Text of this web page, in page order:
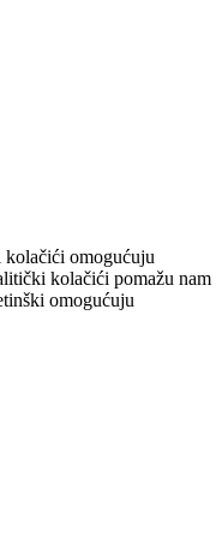
omogućuju
kolačići pomažu nam
omogućuju